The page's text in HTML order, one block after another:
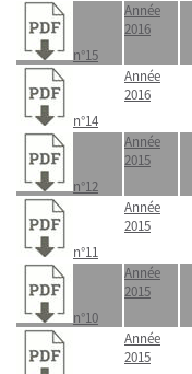
n°15
Année
2016
n°14
Année
2016
n°12
Année
2015
n°11
Année
2015
n°10
Année
2015
Année
2015